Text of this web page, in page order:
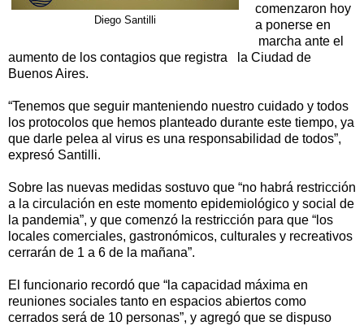
Diego Santilli
comenzaron hoy
a ponerse en
marcha ante el
aumento de los contagios que registra la Ciudad de
Buenos Aires.
“Tenemos que seguir manteniendo nuestro cuidado y todos
los protocolos que hemos planteado durante este tiempo, ya
que darle pelea al virus es una responsabilidad de todos”,
expresó Santilli.
Sobre las nuevas medidas sostuvo que “no habrá restricción
a la circulación en este momento epidemiológico y social de
la pandemia”, y que comenzó la restricción para que “los
locales comerciales, gastronómicos, culturales y recreativos
cerrarán de 1 a 6 de la mañana”.
El funcionario recordó que “la capacidad máxima en
reuniones sociales tanto en espacios abiertos como
cerrados será de 10 personas”, y agregó que se dispuso